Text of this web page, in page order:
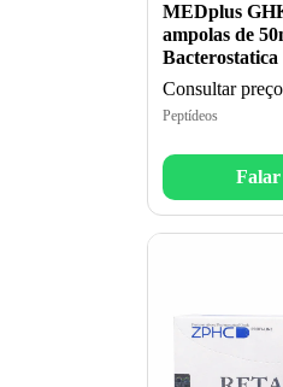
MEDplus
ampolas de
Bacterostatica
Consultar preço
Peptídeos